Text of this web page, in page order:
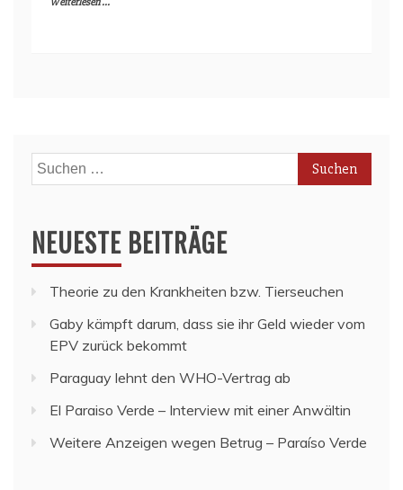
Suchen
nach:
NEUESTE BEITRÄGE
Theorie zu den Krankheiten bzw. Tierseuchen
Gaby kämpft darum, dass sie ihr Geld wieder vom
EPV zurück bekommt
Paraguay lehnt den WHO-Vertrag ab
El Paraiso Verde – Interview mit einer Anwältin
Weitere Anzeigen wegen Betrug – Paraíso Verde